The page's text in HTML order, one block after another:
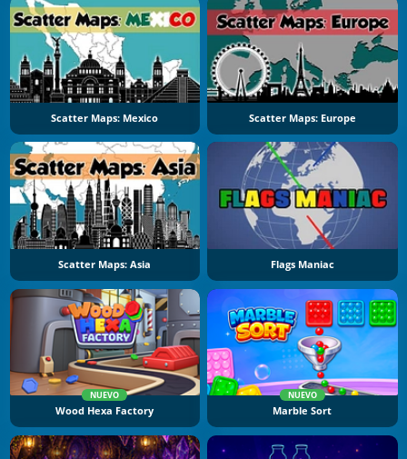
Scatter Maps: Mexico Scatter Maps: Europe
Scatter Maps: Asia Flags Maniac
NUEVO
Wood Hexa Factory
NUEVO
Marble Sort